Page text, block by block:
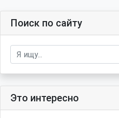
Поиск по сайту
Это интересно